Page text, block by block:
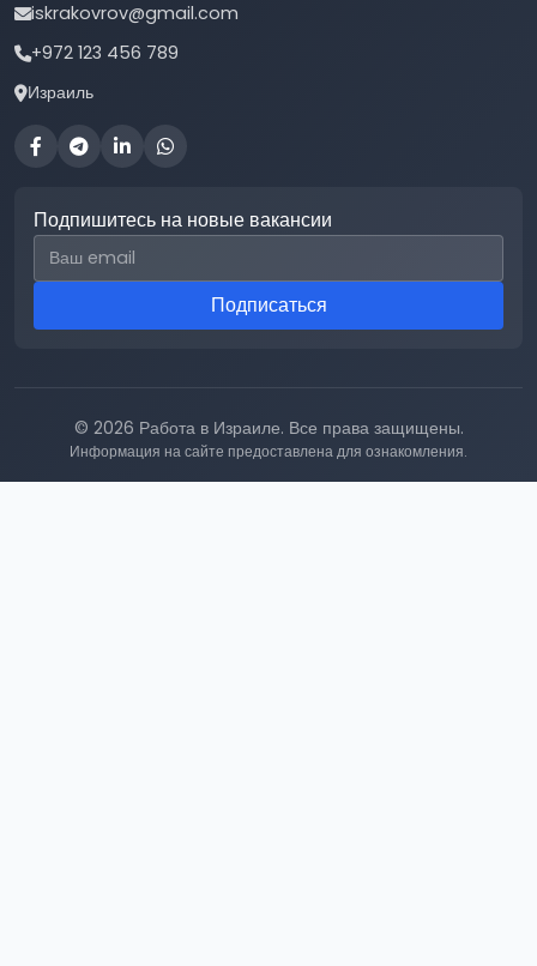
iskrakovrov@gmail.com
+972 123 456 789
Израиль
Подпишитесь на новые вакансии
Email для подписки
Подписаться
© 2026 Работа в Израиле. Все права защищены.
Информация на сайте предоставлена для ознакомления.